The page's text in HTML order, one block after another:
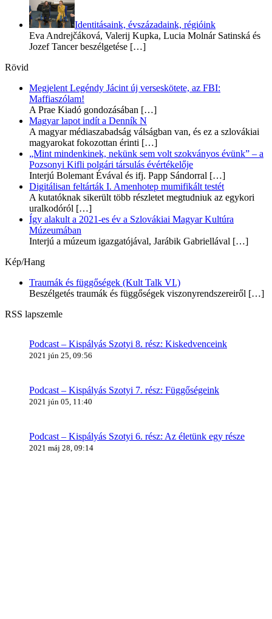
Identitásaink, évszázadaink, régióink
Eva Andrejčáková, Valerij Kupka, Lucia Molnár Satinská és
Jozef Tancer beszélgetése […]
Rövid
Megjelent Legéndy Jácint új verseskötete, az FBI:
Maffiaszólam!
A Prae Kiadó gondozásában […]
Magyar lapot indít a Denník N
A magyar médiaszabadság válságban van, és ez a szlovákiai
magyarokat fokozottan érinti […]
„Mint mindenkinek, nekünk sem volt szokványos évünk” – a
Pozsonyi Kifli polgári társulás évértékelője
Interjú Bolemant Évával és ifj. Papp Sándorral […]
Digitálisan feltárták I. Amenhotep mumifikált testét
A kutatóknak sikerült több részletet megtudniuk az egykori
uralkodóról […]
Így alakult a 2021-es év a Szlovákiai Magyar Kultúra
Múzeumában
Interjú a múzeum igazgatójával, Jarábik Gabriellával […]
Kép/Hang
Traumák és függőségek (Kult Talk VI.)
Beszélgetés traumák és függőségek viszonyrendszereiről […]
RSS lapszemle
Podcast – Kispályás Szotyi 8. rész: Kiskedvenceink
2021 jún 25, 09:56
Podcast – Kispályás Szotyi 7. rész: Függőségeink
2021 jún 05, 11:40
Podcast – Kispályás Szotyi 6. rész: Az életünk egy része
2021 máj 28, 09:14